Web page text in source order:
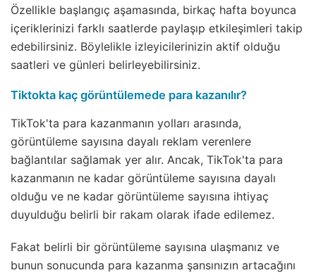
Özellikle başlangıç aşamasında, birkaç hafta boyunca
içeriklerinizi farklı saatlerde paylaşıp etkileşimleri takip
edebilirsiniz. Böylelikle izleyicilerinizin aktif olduğu
saatleri ve günleri belirleyebilirsiniz.
Tiktokta kaç görüntülemede para kazanılır?
TikTok'ta para kazanmanın yolları arasında,
görüntüleme sayısına dayalı reklam verenlere
bağlantılar sağlamak yer alır. Ancak, TikTok'ta para
kazanmanın ne kadar görüntüleme sayısına dayalı
olduğu ve ne kadar görüntüleme sayısına ihtiyaç
duyulduğu belirli bir rakam olarak ifade edilemez.
Fakat belirli bir görüntüleme sayısına ulaşmanız ve
bunun sonucunda para kazanma şansınızın artacağını